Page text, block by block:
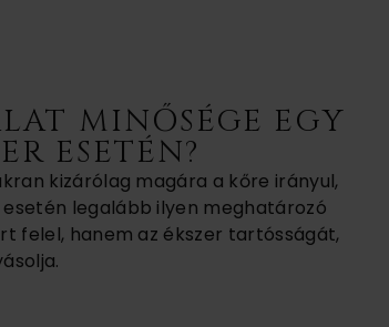
MINŐSÉGE EGY
ESETÉN?
kizárólag magára a kőre irányul,
legalább ilyen meghatározó
felel, hanem az ékszer tartósságát,